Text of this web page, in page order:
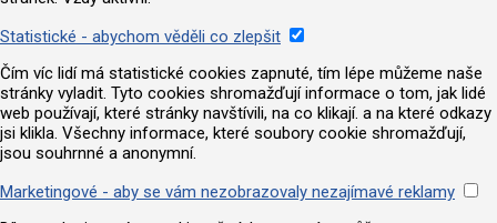
Statistické - abychom věděli co zlepšit
Čím víc lidí má statistické cookies zapnuté, tím lépe můžeme naše
stránky vyladit. Tyto cookies shromažďují informace o tom, jak lidé
web používají, které stránky navštívili, na co klikají. a na které odkazy
jsi klikla. Všechny informace, které soubory cookie shromažďují,
jsou souhrnné a anonymní.
Marketingové - aby se vám nezobrazovaly nezajímavé reklamy